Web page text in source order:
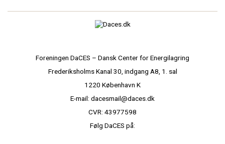
Foreningen DaCES – Dansk Center for Energilagring
Frederiksholms Kanal 30, indgang A8, 1. sal
1220 København K
E-mail: dacesmail@daces.dk
CVR: 43977598
Følg DaCES på: